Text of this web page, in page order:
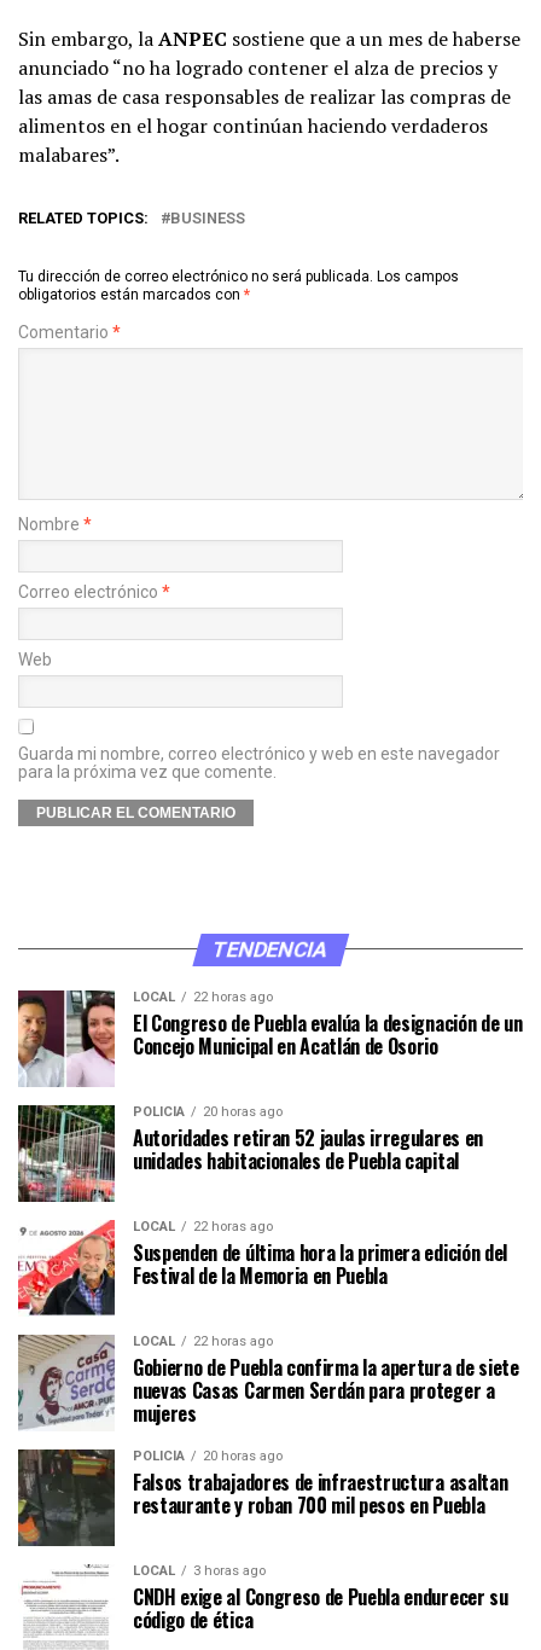
Sin embargo, laANPEC sostiene que a un mes de haberse
anunciado “no ha logrado contener el alza de precios y
las amas de casa responsables de realizar las compras de
alimentos en el hogar continúan haciendo verdaderos
malabares”.
RELATED TOPICS: BUSINESS
Tu dirección de correo electrónico no será publicada. Los campos
obligatorios están marcados con *
Comentario *
Nombre *
Correo electrónico *
Web
Guarda mi nombre, correo electrónico y web en este navegador
para la próxima vez que comente.
TENDENCIA
LOCAL 22 horas ago
El Congreso de Puebla evalúa la designación de un
Concejo Municipal en Acatlán de Osorio
POLICÍA 20 horas ago
Autoridades retiran 52 jaulas irregulares en
unidades habitacionales de Puebla capital
LOCAL 22 horas ago
Suspenden de última hora la primera edición del
Festival de la Memoria en Puebla
LOCAL 22 horas ago
Gobierno de Puebla confirma la apertura de siete
nuevas Casas Carmen Serdán para proteger a
mujeres
POLICÍA 20 horas ago
Falsos trabajadores de infraestructura asaltan
restaurante y roban 700 mil pesos en Puebla
LOCAL 3 horas ago
CNDH exige al Congreso de Puebla endurecer su
código de ética